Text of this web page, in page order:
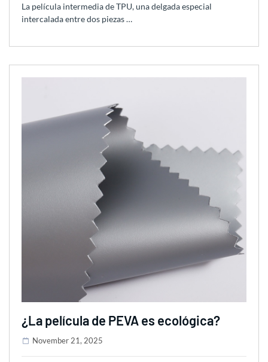
La película intermedia de TPU, una delgada especial
intercalada entre dos piezas …
¿La película de PEVA es ecológica?
November 21, 2025